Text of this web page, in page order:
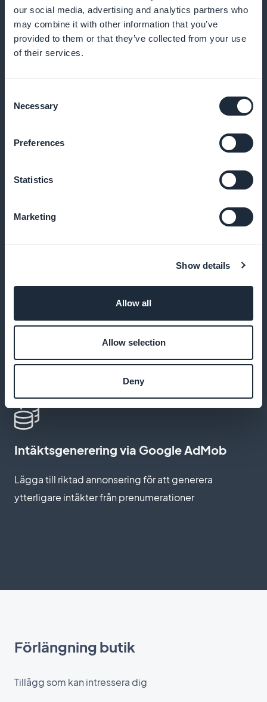
our social media, advertising and analytics partners who
may combine it with other information that you’ve
provided to them or that they’ve collected from your use
of their services.
Selection
Necessary
Preferences
Statistics
Marketing
Show details
Allow all
Allow selection
Deny
Push-meddelanden för att stimulera
inlärning
Podcast-format för större flexibilitet
perfekt för mobil inlärning
Låt eleverna spara sina favoritlektioner så att de
enkelt kan hämtas senare
Offline-tillgång till datakurser
Erbjuda möjlighet att ladda ner resurser för studier
Intäktsgenerering via Google AdMob
Lägga till riktad annonsering för att generera
ytterligare intäkter från prenumerationer
Förlängning butik
Tillägg som kan intressera dig